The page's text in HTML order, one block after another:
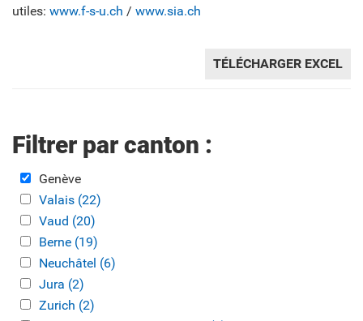
utiles: www.f-s-u.ch / www.sia.ch
TÉLÉCHARGER EXCEL
Filtrer par canton :
Remove Genève filter
Genève
Apply Valais filter
Valais (22)
Apply Vaud filter
Vaud (20)
Apply Berne filter
Berne (19)
Apply Neuchâtel filter
Neuchâtel (6)
Apply Jura filter
Jura (2)
Apply Zurich filter
Zurich (2)